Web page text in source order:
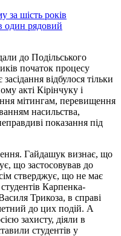
за шість років
один рядовий
до Подільського
початок процесу
відбулося тільки
акті Кірінчуку і
мітингам, перевищення
насильства,
показання під
Гайдашук визнає, що
що застосовував до
стверджує, що не має
Карпенка-
Трикоза, в справі
до цих подій. А
захисту, діяли в
студентів у